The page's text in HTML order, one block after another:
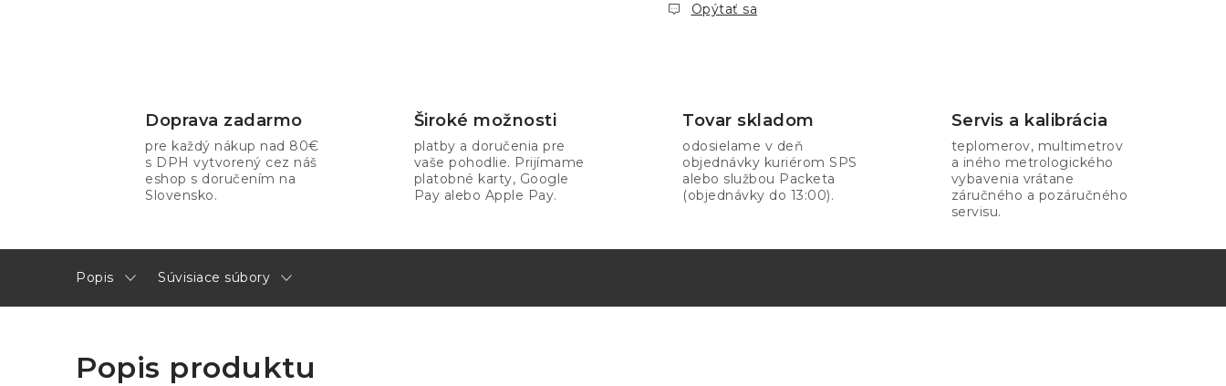
Opýtať sa
Doprava zadarmo
pre každý nákup nad 80€
s DPH vytvorený cez náš
eshop s doručením na
Slovensko.
Široké možnosti
platby a doručenia pre
vaše pohodlie. Prijímame
platobné karty, Google
Pay alebo Apple Pay.
Tovar skladom
odosielame v deň
objednávky kuriérom SPS
alebo službou Packeta
(objednávky do 13:00).
Servis a kalibrácia
teplomerov, multimetrov
a iného metrologického
vybavenia vrátane
záručného a pozáručného
servisu.
Popis Súvisiace súbory
Popis produktu